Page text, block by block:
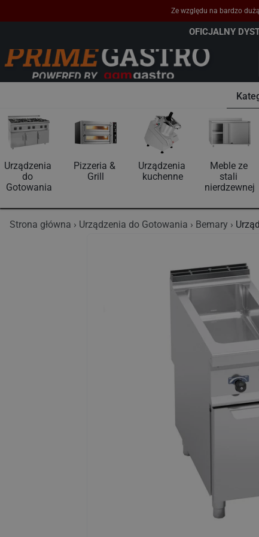
Ze względu na bardzo
OFICJALNY
Urządzenia
do
Gotowania
Pizzeria &
Grill
Urządzenia
kuchenne
Meble ze
stali
nierdzewnej
Strona główna Urządzenia do Gotowania Bemary